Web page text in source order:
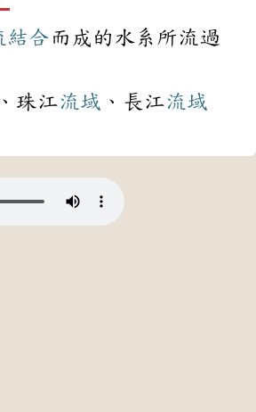
結合 而成的水系所流過
、珠江流域 、長江流域